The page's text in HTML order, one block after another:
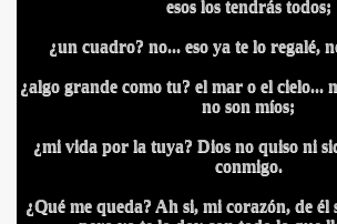
esos los tendrás todos;
¿un cuadro? no... eso ya te lo regalé,
¿algo grande como tu? el mar o el cielo...
no son míos;
¿mi vida por la tuya? Dios no quiso ni
conmigo.
¿Qué me queda? Ah si, mi corazón, de él
TANI